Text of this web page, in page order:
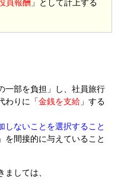
員報酬 」として計上する
一部を負担」し、社員旅行
わりに「金銭を支給 」する
しないことを選択すること
」を間接的に与えていること
しては、